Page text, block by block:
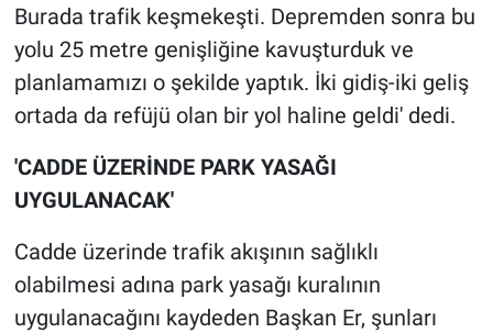
Burada trafik keşmekeşti. Depremden sonra bu
yolu 25 metre genişliğine kavuşturduk ve
planlamamızı o şekilde yaptık. İki gidiş-iki geliş
ortada da refüjü olan bir yol haline geldi' dedi.
'CADDE ÜZERİNDE PARK YASAĞI
UYGULANACAK'
Cadde üzerinde trafik akışının sağlıklı
olabilmesi adına park yasağı kuralının
uygulanacağını kaydeden Başkan Er, şunları